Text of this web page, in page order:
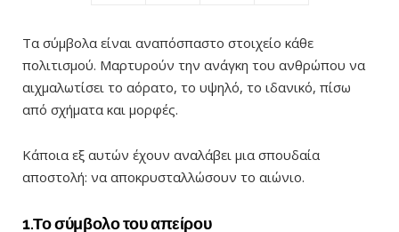
Τα σύμβολα είναι αναπόσπαστο στοιχείο κάθε
πολιτισμού. Μαρτυρούν την ανάγκη του ανθρώπου να
αιχμαλωτίσει το αόρατο, το υψηλό, το ιδανικό, πίσω
από σχήματα και μορφές.
Κάποια εξ αυτών έχουν αναλάβει μια σπουδαία
αποστολή: να αποκρυσταλλώσουν το αιώνιο.
1.Το σύμβολο του απείρου